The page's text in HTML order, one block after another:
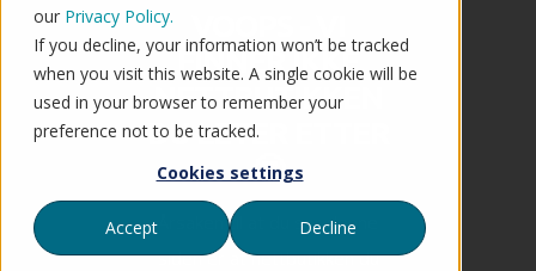
our Privacy Policy.
If you decline, your information won’t be tracked
when you visit this website. A single cookie will be
used in your browser to remember your
preference not to be tracked.
Cookies settings
Accept Decline
FINNER IKKE
NETTBUTIKKEN
DU LETER ETTER
🤔
Årsaken til at du ser denne
siden er at nettbutikken du